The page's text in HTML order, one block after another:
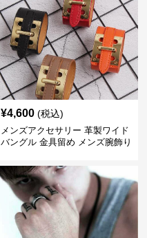
¥4,600 (税込)
メンズアクセサリー 革製ワイド
バングル 金具留め メンズ腕飾り